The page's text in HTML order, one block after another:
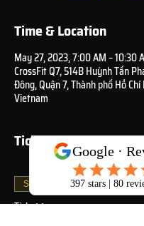
Time & Location
May 27, 2023, 7:00 AM – 10:30
CrossFit Q7, 514B Huỳnh Tấn
Đông, Quận 7, Thành phố Hồ
Vietnam
Tickets
Sale ended
Ticket type